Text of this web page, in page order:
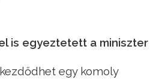
is egyeztetett a miniszter
egy komoly